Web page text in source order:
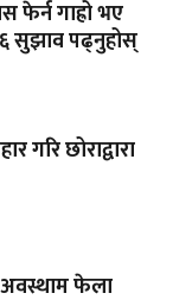
गाह्रो भए
सुझाव पढ्नुहोस्
गरि छोराद्वारा
फेला